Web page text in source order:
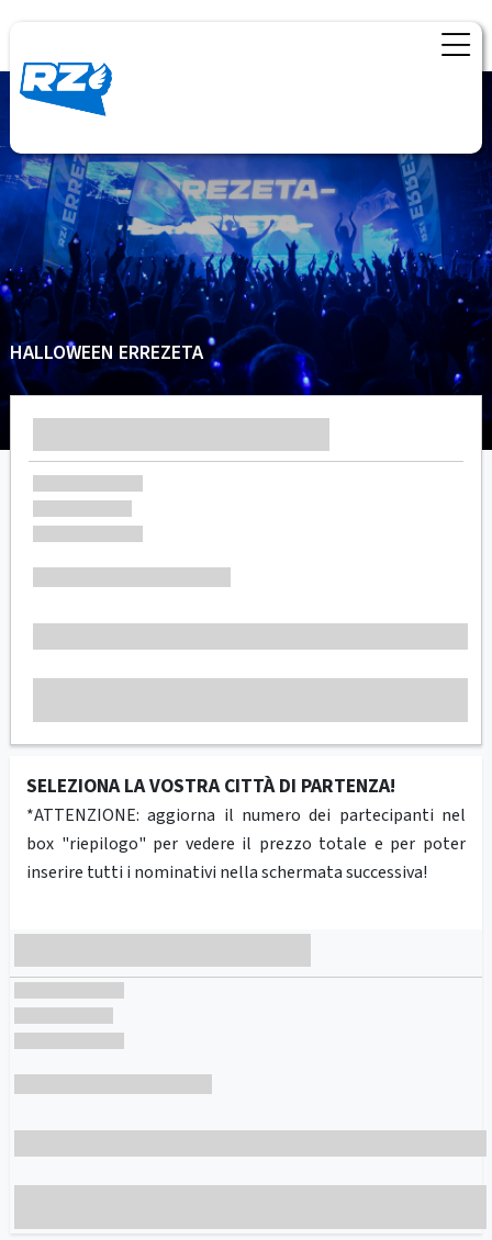
HALLOWEEN ERREZETA
SELEZIONA LA VOSTRA CITTÀ DI PARTENZA!
*ATTENZIONE: aggiorna il numero dei partecipanti nel
box "riepilogo" per vedere il prezzo totale e per poter
inserire tutti i nominativi nella schermata successiva!